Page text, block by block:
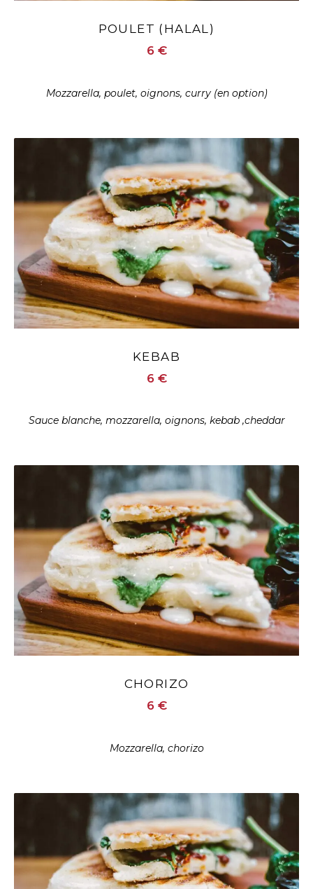
POULET (HALAL)
6 €
Mozzarella, poulet, oignons, curry (en option)
KEBAB
6 €
Sauce blanche, mozzarella, oignons, kebab ,cheddar
CHORIZO
6 €
Mozzarella, chorizo